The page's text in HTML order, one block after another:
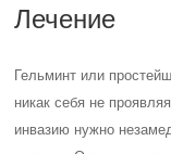
Лечение
Гельминт или
никак себя не
инвазию нужно